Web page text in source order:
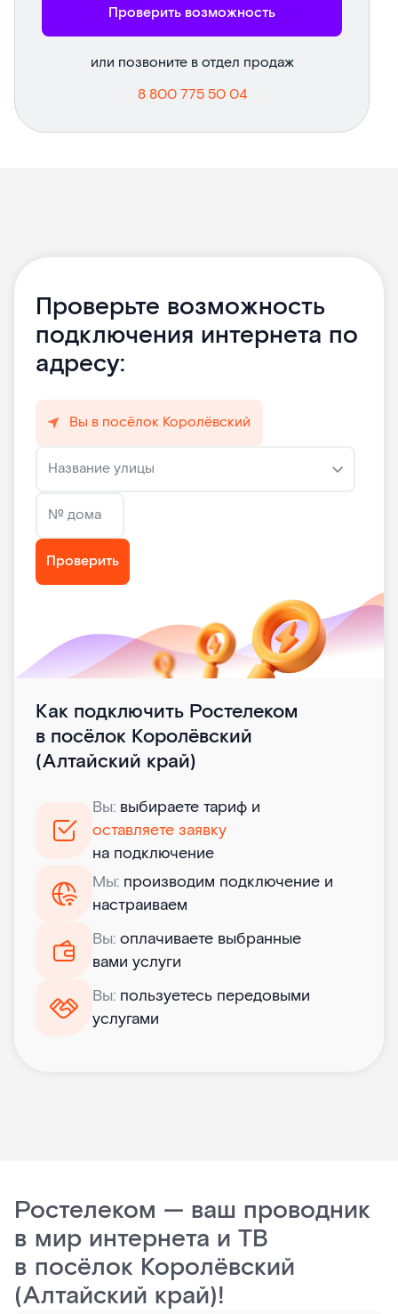
Проверить возможность
или позвоните в отдел продаж
8 800 775 50 04
Проверьте возможность
подключения интернета по
адресу:
Вы в посёлок Королёвский
Название улицы
№ дома
Проверить
Как подключить Ростелеком
в посёлок Королёвский
(Алтайский край)
Вы: выбираете тариф и
оставляете заявку
на подключение
Мы: производим подключение и
настраиваем
Вы: оплачиваете выбранные
вами услуги
Вы: пользуетесь передовыми
услугами
Ростелеком — ваш проводник
в мир интернета и ТВ
в посёлок Королёвский
(Алтайский край)!